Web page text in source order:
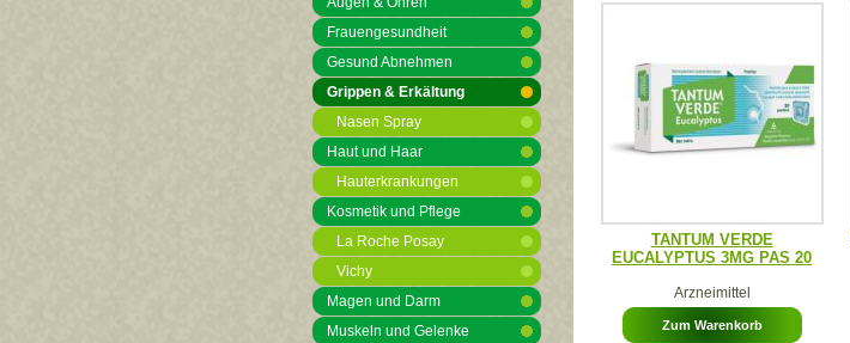
Frauengesundheit
Gesund Abnehmen
Grippen & Erkältung
Nasen Spray
Haut und Haar
Hauterkrankungen
Kosmetik und Pflege
La Roche Posay
Vichy
Magen und Darm
Muskeln und Gelenke
TANTUM VERDE
EUCALYPTUS 3MG PAS 20
Arzneimittel
Zum Warenkorb